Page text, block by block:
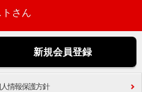
さん
新規会員登録
情報保護方針